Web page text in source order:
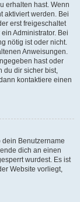
erhalten hast. Wenn
aktiviert werden. Bei
erst freigeschaltet
Administrator. Bei
nötig ist oder nicht.
Anweisungen.
hast oder
du dir sicher bist,
kontaktiere einen
dein Benutzername
dich an einen
wurdest. Es ist
Website vorliegt,